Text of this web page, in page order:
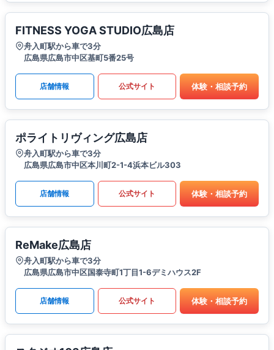
FITNESS YOGA STUDIO広島店
舟入町駅から車で3分
広島県広島市中区基町5番25号
店舗情報 公式サイト 体験・相談予約
ポライトリヴィング広島店
舟入町駅から車で3分
広島県広島市中区本川町2-1-4浜本ビル303
店舗情報 公式サイト 体験・相談予約
ReMake広島店
舟入町駅から車で3分
広島県広島市中区国泰寺町1丁目1-6デミハウス2F
店舗情報 公式サイト 体験・相談予約